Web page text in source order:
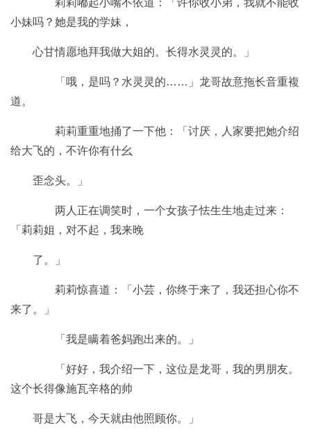
莉莉嘟起小嘴不依道：「许你收小弟，我就不能收
小妹吗？她是我的学妹，
心甘情愿地拜我做大姐的。长得水灵灵的。」
「哦，是吗？水灵灵的……」龙哥故意拖长音重複
道。
莉莉重重地捅了一下他：「讨厌，人家要把她介绍
给大飞的，不许你有什幺
歪念头。」
两人正在调笑时，一个女孩子怯生生地走过来：
「莉莉姐，对不起，我来晚
了。」
莉莉惊喜道：「小芸，你终于来了，我还担心你不
来了。」
「我是瞒着爸妈跑出来的。」
「好好，我介绍一下，这位是龙哥，我的男朋友。
这个长得像施瓦辛格的帅
哥是大飞，今天就由他照顾你。」